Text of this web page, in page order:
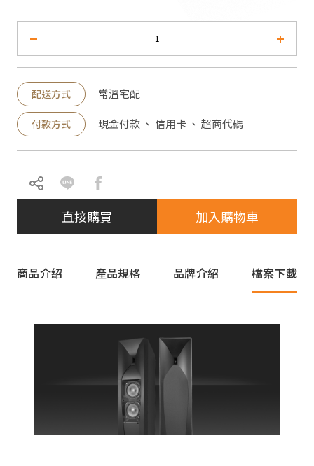
監聽系
配送方式 常溫宅配
付款方式 現金付款 、 信用卡 、 超商代碼
直接購買 加入購物車
商品介紹 產品規格 品牌介紹 檔案下載